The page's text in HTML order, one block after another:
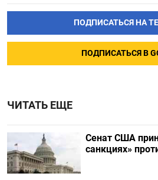
ПОДПИСАТЬСЯ НА
ПОДПИСАТЬСЯ В
ЧИТАТЬ ЕЩЕ
Сенат США
санкциях»